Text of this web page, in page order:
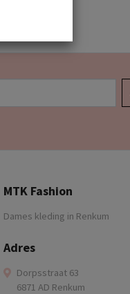
MTK Fashion
Dames kleding in Renkum
Adres
Dorpsstraat 63
6871 AD Renkum